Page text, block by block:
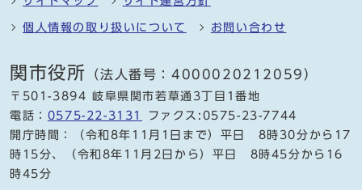
個人情報の取り扱いについて お問い合わせ
関市役所 （法人番号：4000020212059）
〒501-3894 岐阜県関市若草通3丁目1番地
電話： 0575-22-3131
ファクス:0575-23-7744
開庁時間：（令和8年11月1日まで）平日 8時30分から17
時15分、（令和8年11月2日から）平日 8時45分から16
時45分